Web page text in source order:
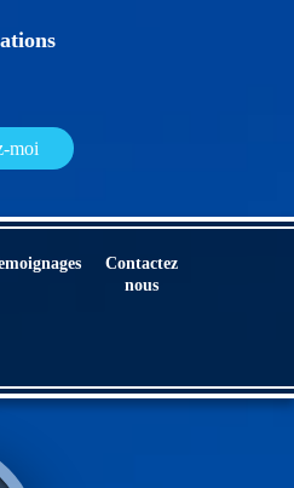
Contactez
nous